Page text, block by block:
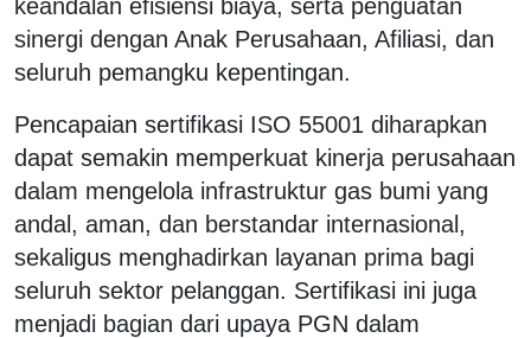
keandalan efisiensi biaya, serta penguatan
sinergi dengan Anak Perusahaan, Afiliasi, dan
seluruh pemangku kepentingan.
Pencapaian sertifikasi ISO 55001 diharapkan
dapat semakin memperkuat kinerja perusahaan
dalam mengelola infrastruktur gas bumi yang
andal, aman, dan berstandar internasional,
sekaligus menghadirkan layanan prima bagi
seluruh sektor pelanggan. Sertifikasi ini juga
menjadi bagian dari upaya PGN dalam